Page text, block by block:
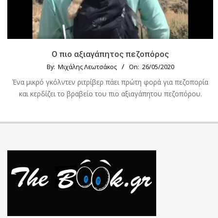
Ο πιο αξιαγάπητος πεζοπόρος
By: Μιχάλης Λεωτσάκος On: 26/05/2020
Ένα μικρό γκόλντεν ριτρίβερ πάει πρώτη φορά για πεζοπορία
και κερδίζει το βραβείο του πιο αξιαγάπητου πεζοπόρου.